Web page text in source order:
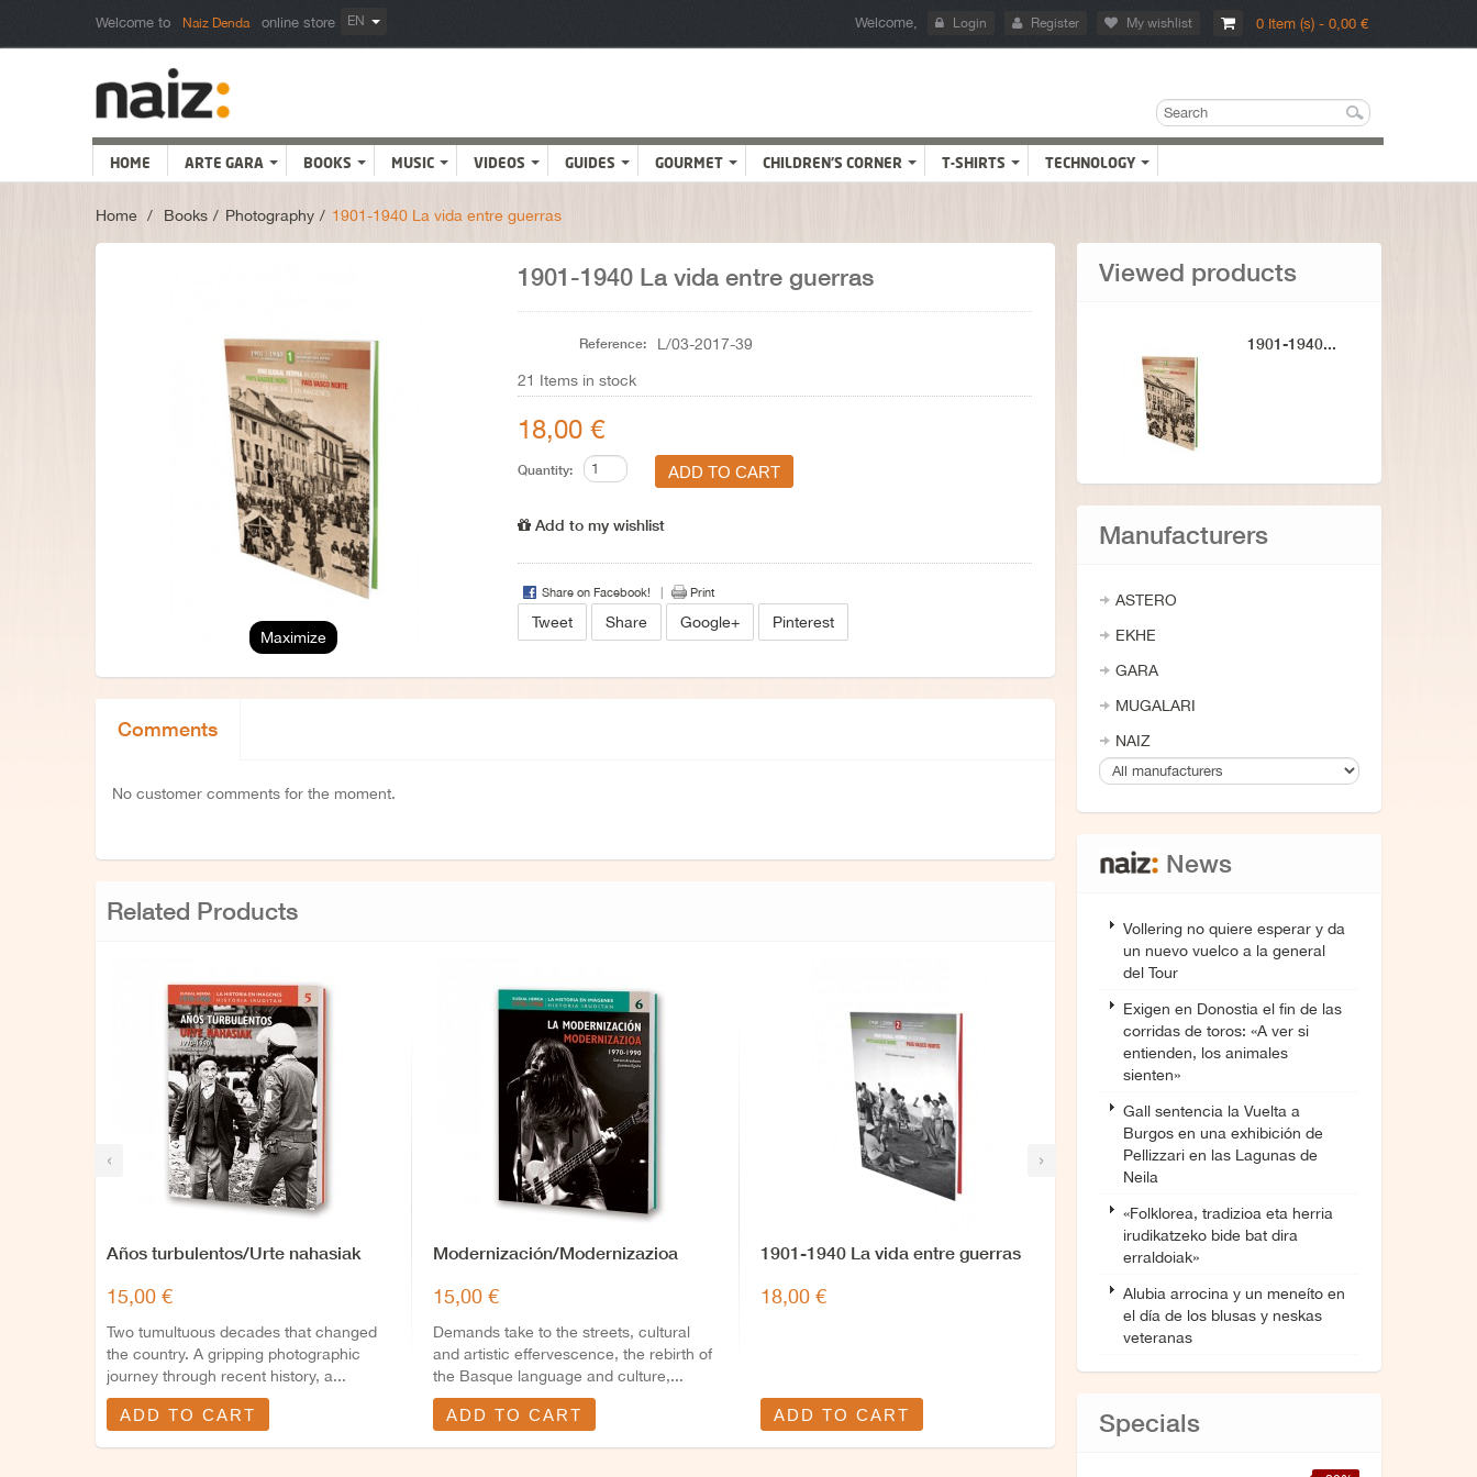
Welcome to Naiz Denda online store 0 Item (s) - 0,00 €
Welcome, Login Register My wishlist
EN
HOME ARTE GARA BOOKS MUSIC VIDEOS GUIDES GOURMET CHILDREN'S CORNER T-SHIRTS TECHNOLOGY
Home > Books > Photography > 1901-1940 La vida entre guerras
Maximize
1901-1940 La vida entre guerras
Reference: L/03-2017-39
21 Items in stock
18,00 €
Quantity:
Add to my wishlist
Share on Facebook! Print
Tweet Share Google+ Pinterest
Comments
No customer comments for the moment.
Related Products
‹ ›
Años turbulentos/Urte nahasiak
15,00 €
Two tumultuous decades that changed
the country. A gripping photographic
journey through recent history, a...
ADD TO CART
Modernización/Modernizazioa
15,00 €
Demands take to the streets, cultural
and artistic effervescence, the rebirth of
the Basque language and culture,...
ADD TO CART
1901-1940 La vida entre guerras
18,00 €
ADD TO CART
Viewed products
1901-1940...
Manufacturers
ASTERO
EKHE
GARA
MUGALARI
NAIZ
News
Vollering no quiere esperar y da
un nuevo vuelco a la general
del Tour
Exigen en Donostia el fin de las
corridas de toros: «A ver si
entienden, los animales
sienten»
Gall sentencia la Vuelta a
Burgos en una exhibición de
Pellizzari en las Lagunas de
Neila
«Folklorea, tradizioa eta herria
irudikatzeko bide bat dira
erraldoiak»
Alubia arrocina y un meneíto en
el día de los blusas y neskas
veteranas
Specials